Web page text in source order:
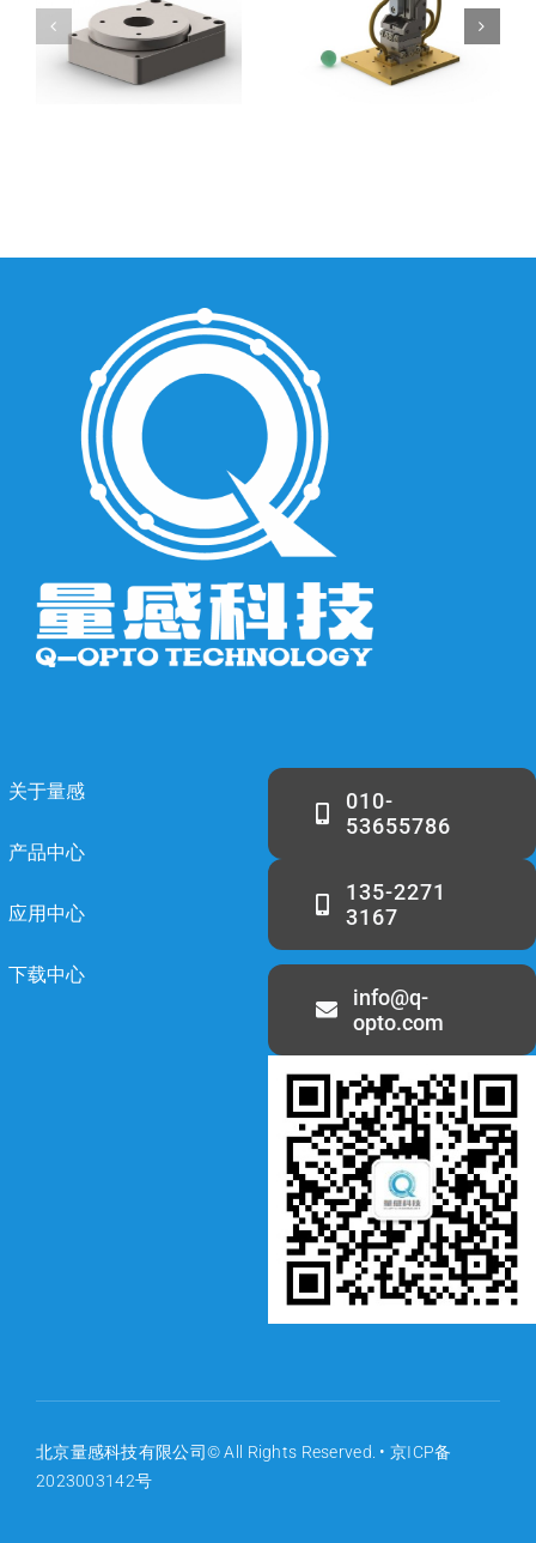
关于量感
产品中心
应用中心
下载中心
010-
53655786
135-2271
3167
info@q-
opto.com
北京量感科技有限公司© All Rights Reserved. • 京ICP备
2023003142号